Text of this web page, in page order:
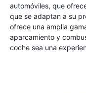
automóviles, que
que se adaptan a su
ofrece una amplia
aparcamiento y
coche sea una